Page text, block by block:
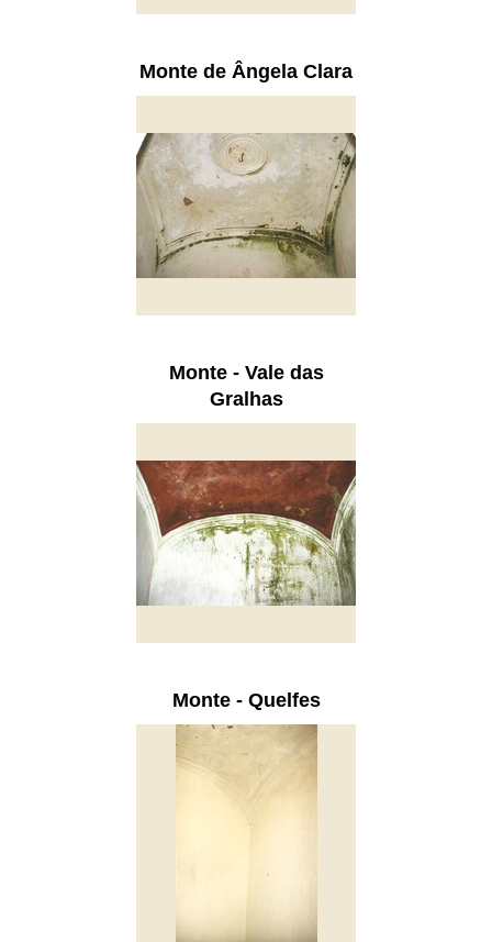
Monte de Ângela Clara
Monte - Vale das
Gralhas
Monte - Quelfes